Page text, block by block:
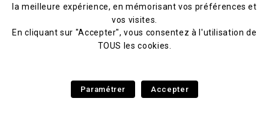
la meilleure expérience, en mémorisant vos préférences et
vos visites.
En cliquant sur "Accepter", vous consentez à l'utilisation de
TOUS les cookies.
Paramétrer Accepter